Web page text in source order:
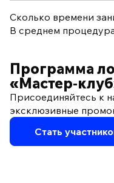
Сколько времени
В среднем
Программа
Присоединяйтесь к
эксклюзивные
Стать